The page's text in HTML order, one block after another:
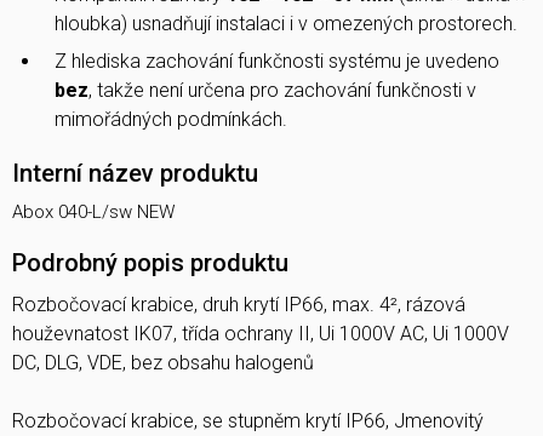
hloubka) usnadňují instalaci i v omezených prostorech.
Z hlediska zachování funkčnosti systému je uvedeno
bez, takže není určena pro zachování funkčnosti v
mimořádných podmínkách.
Interní název produktu
Abox 040-L/sw NEW
Podrobný popis produktu
Rozbočovací krabice, druh krytí IP66, max. 4², rázová
houževnatost IK07, třída ochrany II, Ui 1000V AC, Ui 1000V
DC, DLG, VDE, bez obsahu halogenů
Rozbočovací krabice, se stupněm krytí IP66, Jmenovitý